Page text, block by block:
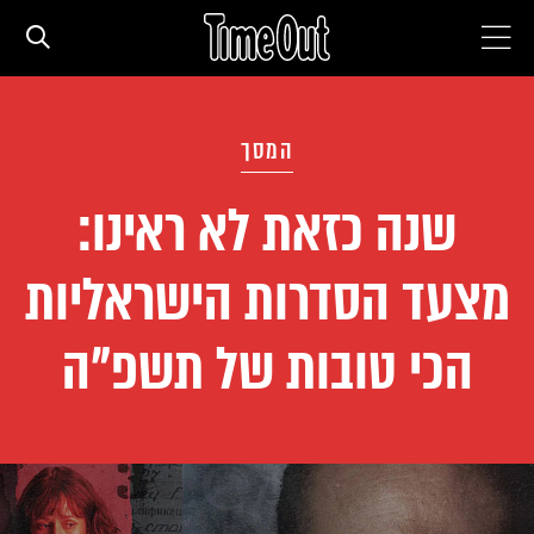
המגזין
המדריך
המסך
שנה כזאת לא ראינו:
מצעד הסדרות הישראליות
הכי טובות של תשפ"ה